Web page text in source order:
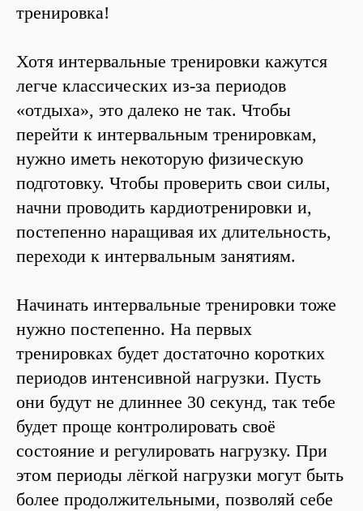
тренировка!
Хотя интервальные тренировки кажутся
легче классических из-за периодов
«отдыха», это далеко не так. Чтобы
перейти к интервальным тренировкам,
нужно иметь некоторую физическую
подготовку. Чтобы проверить свои силы,
начни проводить кардиотренировки и,
постепенно наращивая их длительность,
переходи к интервальным занятиям.
Начинать интервальные тренировки тоже
нужно постепенно. На первых
тренировках будет достаточно коротких
периодов интенсивной нагрузки. Пусть
они будут не длиннее 30 секунд, так тебе
будет проще контролировать своё
состояние и регулировать нагрузку. При
этом периоды лёгкой нагрузки могут быть
более продолжительными, позволяй себе